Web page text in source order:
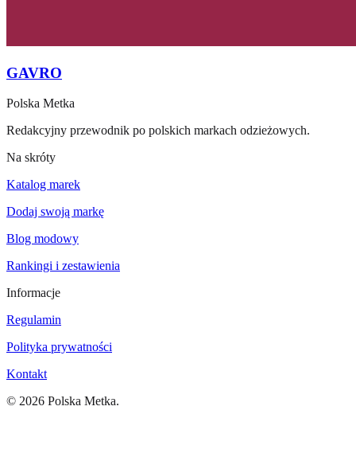
GAVRO
Polska Metka
Redakcyjny przewodnik po polskich markach odzieżowych.
Na skróty
Katalog marek
Dodaj swoją markę
Blog modowy
Rankingi i zestawienia
Informacje
Regulamin
Polityka prywatności
Kontakt
© 2026 Polska Metka.